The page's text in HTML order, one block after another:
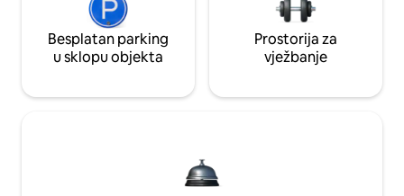
Besplatan parking
u sklopu objekta
Prostorija za
vježbanje